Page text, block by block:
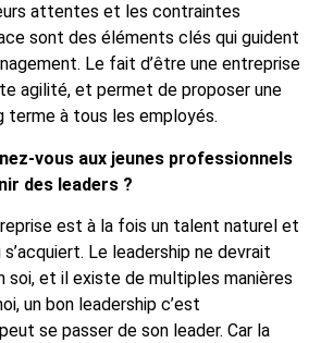
attentes et les contraintes
sont des éléments clés qui guident
Le fait d’être une entreprise
agilité, et permet de proposer une
terme à tous les employés.
vous aux jeunes professionnels
des leaders ?
est à la fois un talent naturel et
Le leadership ne devrait
soi, et il existe de multiples manières
un bon leadership c’est
se passer de son leader. Car la